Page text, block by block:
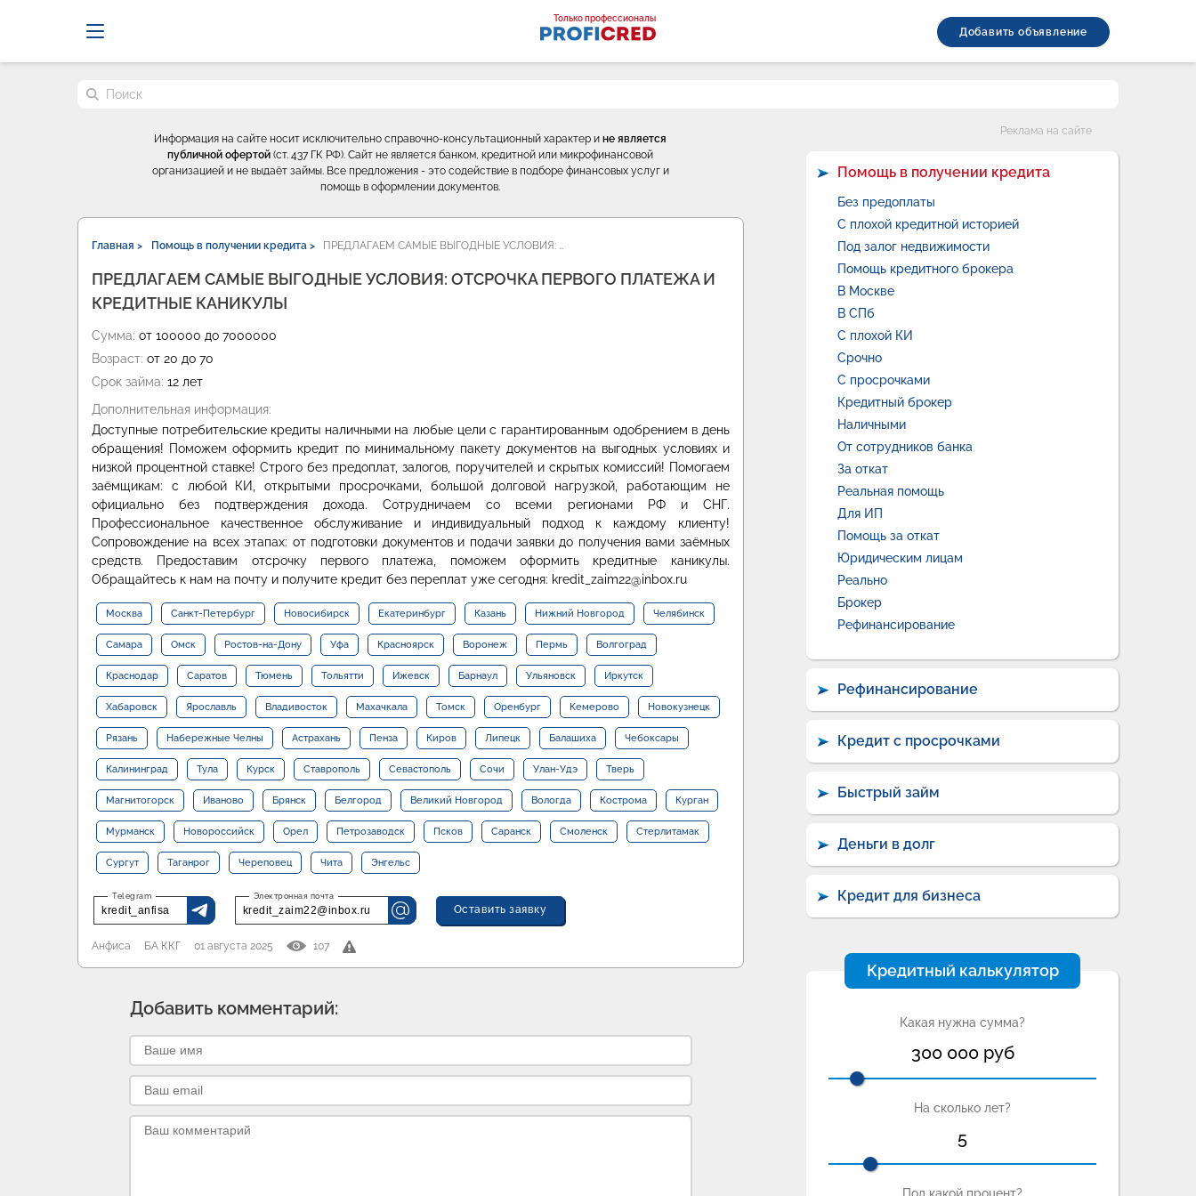
Только профессионалы
Добавить объявление
Поиск по сайту
Информация на сайте носит исключительно справочно-консультационный характер ине является
публичной офертой (ст. 437 ГК РФ). Сайт не является банком, кредитной или микрофинансовой
организацией и не выдаёт займы. Все предложения - это содействие в подборе финансовых услуг и
помощь в оформлении документов.
Главная > Помощь в получении кредита > ПРЕДЛАГАЕМ САМЫЕ ВЫГОДНЫЕ УСЛОВИЯ: …
ПРЕДЛАГАЕМ САМЫЕ ВЫГОДНЫЕ УСЛОВИЯ: ОТСРОЧКА ПЕРВОГО ПЛАТЕЖА И
КРЕДИТНЫЕ КАНИКУЛЫ
Сумма: от 100000 до 7000000
Возраст: от 20 до 70
Срок займа: 12 лет
Дополнительная информация:
Доступные потребительские кредиты наличными на любые цели с гарантированным одобрением в день
обращения! Поможем оформить кредит по минимальному пакету документов на выгодных условиях и
низкой процентной ставке! Строго без предоплат, залогов, поручителей и скрытых комиссий! Помогаем
заёмщикам: с любой КИ, открытыми просрочками, большой долговой нагрузкой, работающим не
официально без подтверждения дохода. Сотрудничаем со всеми регионами РФ и СНГ.
Профессиональное качественное обслуживание и индивидуальный подход к каждому клиенту!
Сопровождение на всех этапах: от подготовки документов и подачи заявки до получения вами заёмных
средств. Предоставим отсрочку первого платежа, поможем оформить кредитные каникулы.
Обращайтесь к нам на почту и получите кредит без переплат уже сегодня: kredit_zaim22@inbox.ru
Москва Санкт-Петербург Новосибирск Екатеринбург Казань Нижний Новгород Челябинск
Самара Омск Ростов-на-Дону Уфа Красноярск Воронеж Пермь Волгоград
Краснодар Саратов Тюмень Тольятти Ижевск Барнаул Ульяновск Иркутск
Хабаровск Ярославль Владивосток Махачкала Томск Оренбург Кемерово Новокузнецк
Рязань Набережные Челны Астрахань Пенза Киров Липецк Балашиха Чебоксары
Калининград Тула Курск Ставрополь Севастополь Сочи Улан-Удэ Тверь
Магнитогорск Иваново Брянск Белгород Великий Новгород Вологда Кострома Курган
Мурманск Новороссийск Орел Петрозаводск Псков Саранск Смоленск Стерлитамак
Сургут Таганрог Череповец Чита Энгельс
kredit_anfisa kredit_zaim22@inbox.ru Оставить заявку
Анфиса БА ККГ 01 августа 2025 107
Добавить комментарий:
Реклама на сайте
Помощь в получении кредита
Без предоплаты
С плохой кредитной историей
Под залог недвижимости
Помощь кредитного брокера
В Москве
В СПб
С плохой КИ
Срочно
С просрочками
Кредитный брокер
Наличными
От сотрудников банка
За откат
Реальная помощь
Для ИП
Помощь за откат
Юридическим лицам
Реально
Брокер
Рефинансирование
Рефинансирование
Кредит с просрочками
Быстрый займ
Деньги в долг
Кредит для бизнеса
Кредитный калькулятор
Какая нужна сумма?
300 000руб
На сколько лет?
5